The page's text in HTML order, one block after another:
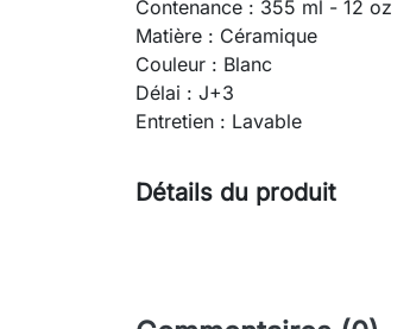
Contenance : 355 ml - 12 oz
Matière : Céramique
Couleur : Blanc
Délai : J+3
Entretien : Lavable
Détails du produit